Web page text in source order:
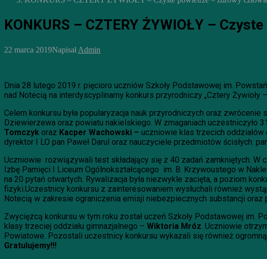
KONKURS – CZTERY ŻYWIOŁY –
22 marca 2019NapisałAdmin
Dnia 28 lutego 2019 r. pięcioro uczniów Szkoły Podstawowej im.
nad Notecią na interdyscyplinarny konkurs przyrodniczy „Cztery
Celem konkursu była popularyzacja nauk przyrodniczych oraz
Dziewierzewa oraz powiatu nakielskiego. W zmaganiach uczestniczyło
Tomczyk oraz Kacper Wachowski – uczniowie klas trzecich oddziałów
dyrektor I LO pan Paweł Darul oraz nauczyciele przedmiotów ścisłych:
Uczniowie rozwiązywali test składający się z 40 zadań zamkniętych.
Izbę Pamięci I Liceum Ogólnokształcącego im. B. Krzywoustego w
na 20 pytań otwartych. Rywalizacja była niezwykle zacięta, a poziom
fizyki.Uczestnicy konkursu z zainteresowaniem wysłuchali również
Notecią w zakresie ograniczenia emisji niebezpiecznych substancji oraz
Zwycięzcą konkursu w tym roku został uczeń Szkoły Podstawowej im.
klasy trzeciej oddziału gimnazjalnego – Wiktoria Mróz . Uczniowie
Powiatowe. Pozostali uczestnicy konkursu wykazali się również
Gratulujemy!!!